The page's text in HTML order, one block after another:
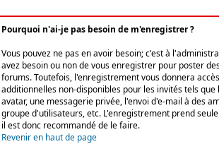
Pourquoi n'ai-je pas besoin de m'enregistrer ?
Vous pouvez ne pas en avoir besoin; c'est à
avez besoin ou non de vous enregistrer pour poster
forums. Toutefois, l'enregistrement vous donnera
additionnelles non-disponibles pour les invités tels que
avatar, une messagerie privée, l'envoi d'e-mail à des
groupe d'utilisateurs, etc. L'enregistrement prend
il est donc recommandé de le faire.
Revenir en haut de page